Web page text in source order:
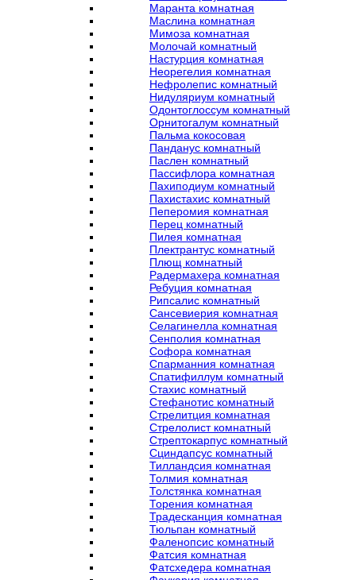
Маранта комнатная
Маслина комнатная
Мимоза комнатная
Молочай комнатный
Настурция комнатная
Неорегелия комнатная
Нефролепис комнатный
Нидуляриум комнатный
Одонтоглоссум комнатный
Орнитогалум комнатный
Пальма кокосовая
Панданус комнатный
Паслен комнатный
Пассифлора комнатная
Пахиподиум комнатный
Пахистахис комнатный
Пеперомия комнатная
Перец комнатный
Пилея комнатная
Плектрантус комнатный
Плющ комнатный
Радермахера комнатная
Ребуция комнатная
Рипсалис комнатный
Сансевиерия комнатная
Селагинелла комнатная
Сенполия комнатная
Софора комнатная
Спарманния комнатная
Спатифиллум комнатный
Стахис комнатный
Стефанотис комнатный
Стрелитция комнатная
Стрелолист комнатный
Стрептокарпус комнатный
Сциндапсус комнатный
Тилландсия комнатная
Толмия комнатная
Толстянка комнатная
Торения комнатная
Традесканция комнатная
Тюльпан комнатный
Фаленопсис комнатный
Фатсия комнатная
Фатсхедера комнатная